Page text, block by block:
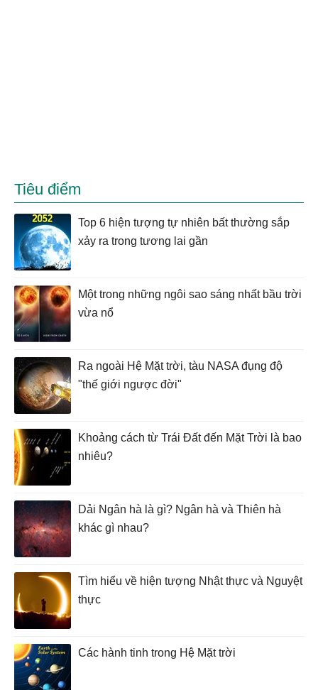
Tiêu điểm
Top 6 hiện tượng tự nhiên bất thường sắp
xảy ra trong tương lai gần
Một trong những ngôi sao sáng nhất bầu trời
vừa nổ
Ra ngoài Hệ Mặt trời, tàu NASA đụng độ
"thế giới ngược đời"
Khoảng cách từ Trái Đất đến Mặt Trời là bao
nhiêu?
Dải Ngân hà là gì? Ngân hà và Thiên hà
khác gì nhau?
Tìm hiểu về hiện tượng Nhật thực và Nguyệt
thực
Các hành tinh trong Hệ Mặt trời